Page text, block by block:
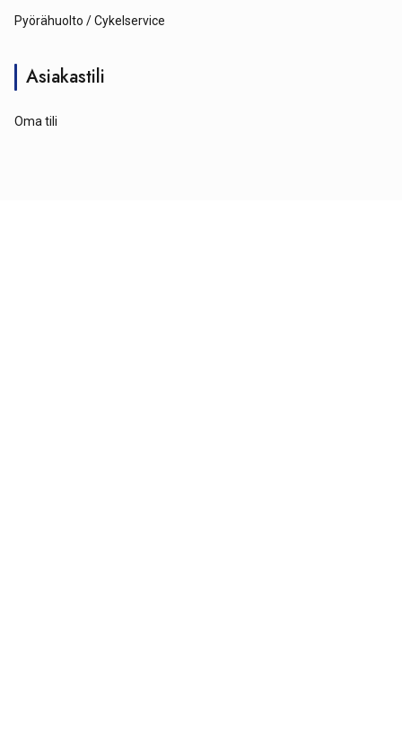
Pyörähuolto / Cykelservice
Asiakastili
Oma tili